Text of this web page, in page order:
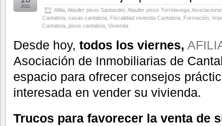
Afilia Alquiler pisos Santander, Alquiler pisos Torrelavega
Cantabria casas cantabria Fiscalidad vivienda Cantabria Formación
Cantabria pisos cantabria Vivienda
2011
Desde hoy, todos los viernes,
Asociación de Inmobiliarias de
espacio para ofrecer consejos
interesada en vender su vivienda.
Trucos para favorecer la venta de